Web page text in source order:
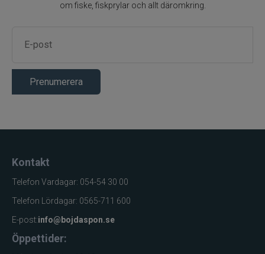
om fiske, fiskprylar och allt däromkring.
Prenumerera
Kontakt
Telefon Vardagar: 054-54 30 00
Telefon Lördagar: 0565-711 600
E-post:info@bojdaspon.se
Öppettider: